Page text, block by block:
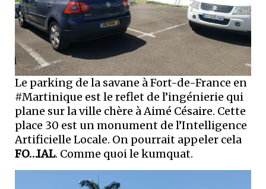
Le parking de la savane à Fort-de-France en
#Martinique est le reflet de l’ingénierie qui
plane sur la ville chère à Aimé Césaire. Cette
place 30 est un monument de l’Intelligence
Artificielle Locale. On pourrait appeler cela
FO…IAL. Comme quoi le kumquat.